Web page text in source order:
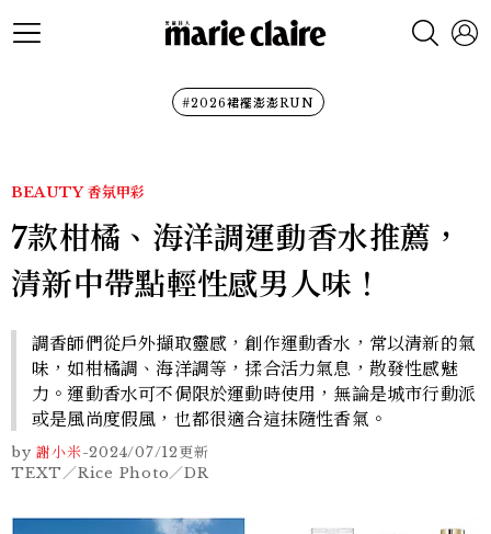
#2026裙襬澎澎RUN
BEAUTY 香氛甲彩
7款柑橘、海洋調運動香水推薦，
清新中帶點輕性感男人味！
調香師們從戶外擷取靈感，創作運動香水，常以清新的氣
味，如柑橘調、海洋調等，揉合活力氣息，散發性感魅
力。運動香水可不侷限於運動時使用，無論是城市行動派
或是風尚度假風，也都很適合這抹隨性香氣。
by 謝小米-2024/07/12更新
TEXT／Rice Photo／DR